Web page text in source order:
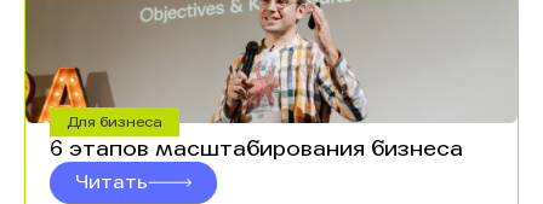
Для бизнеса
6 этапов масштабирования бизнеса
Читать